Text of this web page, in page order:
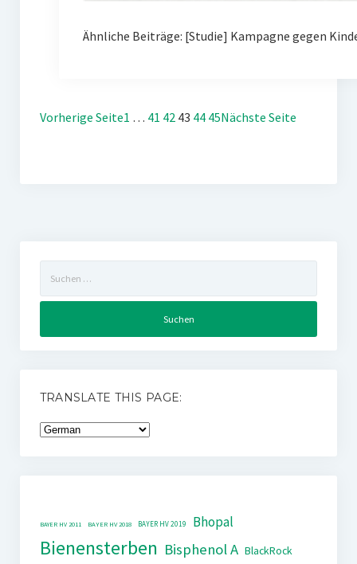
Ähnliche Beiträge: [Studie] Kampagne gegen
Vorherige Seite1 … 41 42 43 44 45Nächste Seite
nach:
TRANSLATE THIS PAGE:
BAYER HV 2011 BAYER HV 2018 BAYER HV 2019 Bhopal
Bienensterben Bisphenol A BlackRock